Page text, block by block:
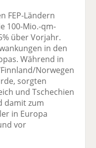
FEP-Ländern
100-Mio.-qm-
über Vorjahr.
in den
Während in
Norwegen
sorgten
und Tschechien
damit zum
in Europa
vor